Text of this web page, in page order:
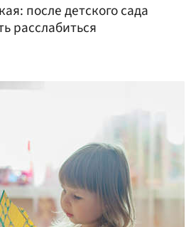
после детского сада
расслабиться